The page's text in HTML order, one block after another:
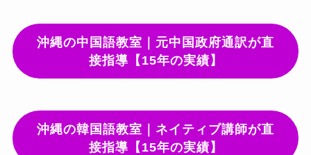
沖縄の中国語教室｜元中国政府通訳が直
接指導【15年の実績】
沖縄の韓国語教室｜ネイティブ講師が直
接指導【15年の実績】